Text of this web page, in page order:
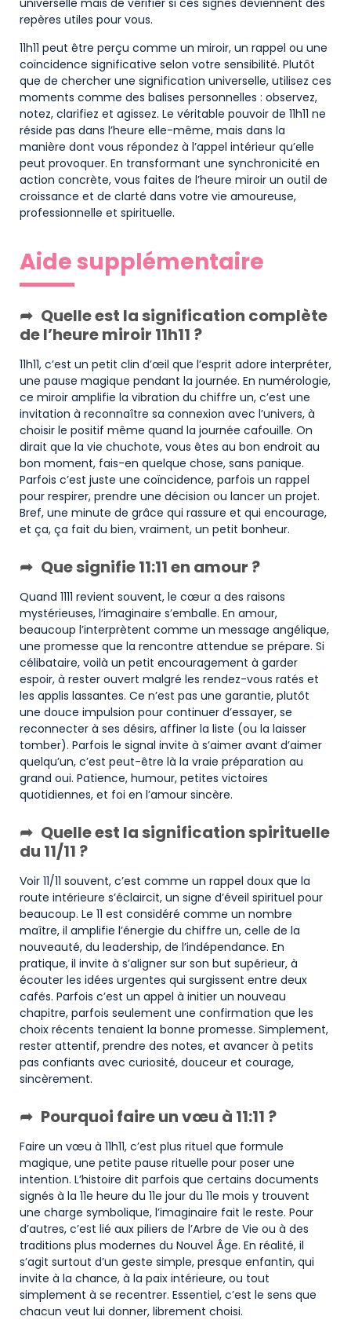
universelle mais de vérifier si ces signes deviennent des
repères utiles pour vous.
11h11 peut être perçu comme un miroir, un rappel ou une
coïncidence significative selon votre sensibilité. Plutôt
que de chercher une signification universelle, utilisez ces
moments comme des balises personnelles : observez,
notez, clarifiez et agissez. Le véritable pouvoir de 11h11 ne
réside pas dans l’heure elle-même, mais dans la
manière dont vous répondez à l’appel intérieur qu’elle
peut provoquer. En transformant une synchronicité en
action concrète, vous faites de l’heure miroir un outil de
croissance et de clarté dans votre vie amoureuse,
professionnelle et spirituelle.
Aide supplémentaire
Quelle est la signification complète
de l’heure miroir 11h11 ?
11h11, c’est un petit clin d’œil que l’esprit adore interpréter,
une pause magique pendant la journée. En numérologie,
ce miroir amplifie la vibration du chiffre un, c’est une
invitation à reconnaître sa connexion avec l’univers, à
choisir le positif même quand la journée cafouille. On
dirait que la vie chuchote, vous êtes au bon endroit au
bon moment, fais-en quelque chose, sans panique.
Parfois c’est juste une coïncidence, parfois un rappel
pour respirer, prendre une décision ou lancer un projet.
Bref, une minute de grâce qui rassure et qui encourage,
et ça, ça fait du bien, vraiment, un petit bonheur.
Que signifie 11:11 en amour ?
Quand 1111 revient souvent, le cœur a des raisons
mystérieuses, l’imaginaire s’emballe. En amour,
beaucoup l’interprètent comme un message angélique,
une promesse que la rencontre attendue se prépare. Si
célibataire, voilà un petit encouragement à garder
espoir, à rester ouvert malgré les rendez-vous ratés et
les applis lassantes. Ce n’est pas une garantie, plutôt
une douce impulsion pour continuer d’essayer, se
reconnecter à ses désirs, affiner la liste (ou la laisser
tomber). Parfois le signal invite à s’aimer avant d’aimer
quelqu’un, c’est peut-être là la vraie préparation au
grand oui. Patience, humour, petites victoires
quotidiennes, et foi en l’amour sincère.
Quelle est la signification spirituelle
du 11/11 ?
Voir 11/11 souvent, c’est comme un rappel doux que la
route intérieure s’éclaircit, un signe d’éveil spirituel pour
beaucoup. Le 11 est considéré comme un nombre
maître, il amplifie l’énergie du chiffre un, celle de la
nouveauté, du leadership, de l’indépendance. En
pratique, il invite à s’aligner sur son but supérieur, à
écouter les idées urgentes qui surgissent entre deux
cafés. Parfois c’est un appel à initier un nouveau
chapitre, parfois seulement une confirmation que les
choix récents tenaient la bonne promesse. Simplement,
rester attentif, prendre des notes, et avancer à petits
pas confiants avec curiosité, douceur et courage,
sincèrement.
Pourquoi faire un vœu à 11:11 ?
Faire un vœu à 11h11, c’est plus rituel que formule
magique, une petite pause rituelle pour poser une
intention. L’histoire dit parfois que certains documents
signés à la 11e heure du 11e jour du 11e mois y trouvent
une charge symbolique, l’imaginaire fait le reste. Pour
d’autres, c’est lié aux piliers de l’Arbre de Vie ou à des
traditions plus modernes du Nouvel Âge. En réalité, il
s’agit surtout d’un geste simple, presque enfantin, qui
invite à la chance, à la paix intérieure, ou tout
simplement à se recentrer. Essentiel, c’est le sens que
chacun veut lui donner, librement choisi.